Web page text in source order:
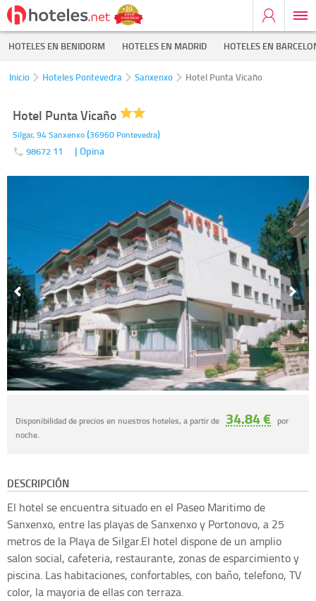
HOTELES EN BENIDORM HOTELES EN MADRID HOTELES EN
Inicio Hoteles Pontevedra Sanxenxo Hotel Punta Vicaño
Hotel Punta Vicaño
Silgar, 94Sanxenxo(36960 Pontevedra)
98672 11 | Opina
Disponibilidad de precios en nuestros hoteles, a partir de 34.84 € por
noche.
DESCRIPCIÓN
El hotel se encuentra situado en el Paseo Maritimo de
Sanxenxo, entre las playas de Sanxenxo y Portonovo, a 25
metros de la Playa de Silgar.El hotel dispone de un amplio
salon social, cafeteria, restaurante, zonas de esparcimiento y
piscina. Las habitaciones, confortables, con baño, telefono, TV
color, la mayoria de ellas con terraza.